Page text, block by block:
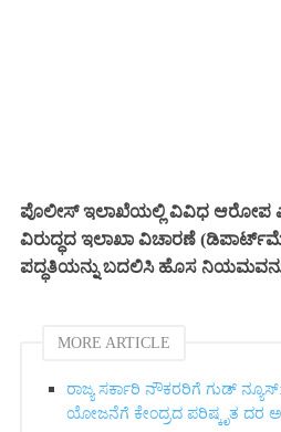
ಪೊಲೀಸ್ ಇಲಾಖೆಯಲ್ಲಿ ವಿವಿಧ ಆರೋಪ
ವಿರುದ್ಧದ ಇಲಾಖಾ ವಿಚಾರಣೆ
ಪದ್ಧತಿಯನ್ನು ಬದಲಿಸಿ ಹೊಸ
MORE ARTICLE
ರಾಜ್ಯ ಸರ್ಕಾರಿ ನೌಕರರಿಗೆ ಗುಡ್
ಯೋಜನೆಗೆ ಕೇಂದ್ರದ ಪರಿಷ್ಕೃತ ದರ